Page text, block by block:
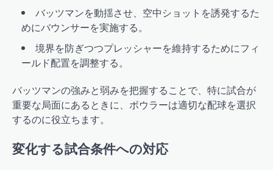
バッツマンを動揺させ、空中ショットを誘発するた
めにバウンサーを実施する。
境界を防ぎつつプレッシャーを維持するためにフィ
ールド配置を調整する。
バッツマンの強みと弱みを把握することで、特に試合が
重要な局面にあるときに、ボウラーは適切な配球を選択
するのに役立ちます。
変化する試合条件への対応